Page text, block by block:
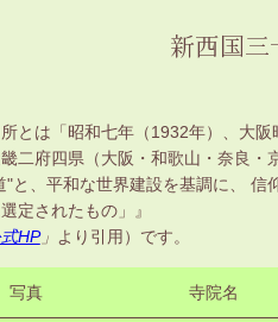
新西国三
とは「昭和七年（1932年）、大
二府四県（大阪・和歌山・奈良
"と、平和な世界建設を基調に、
定されたもの」
HP」 より引用）です。
写真 寺院名